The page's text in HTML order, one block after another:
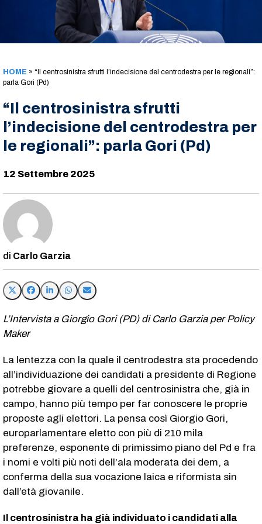
HOME » “Il centrosinistra sfrutti l’indecisione del centrodestra per le regionali”:
parla Gori (Pd)
“Il centrosinistra sfrutti
l’indecisione del centrodestra per
le regionali”: parla Gori (Pd)
12 Settembre 2025
Carlo Garzia
L’Intervista a Giorgio Gori (PD) di Carlo Garzia per Policy
Maker
La lentezza con la quale il centrodestra sta procedendo
all’individuazione dei candidati a presidente di Regione
potrebbe giovare a quelli del centrosinistra che, già in
campo, hanno più tempo per far conoscere le proprie
proposte agli elettori. La pensa così Giorgio Gori,
europarlamentare eletto con più di 210 mila
preferenze, esponente di primissimo piano del Pd e fra
i nomi e volti più noti dell’ala moderata dei dem, a
conferma della sua vocazione laica e riformista sin
dall’età giovanile.
Il centrosinistra ha già individuato i candidati alla